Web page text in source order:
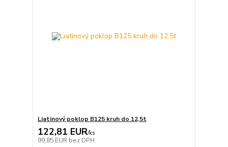
Liatinový poklop B125 kruh do 12,5t
122,81 EUR/ks
99,85 EUR bez DPH